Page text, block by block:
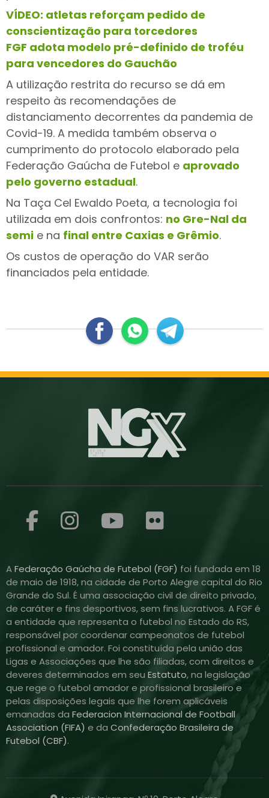
VÍDEO: atletas reforçam pedido de
conscientização para torcedores
FGF adota modelo pré-definido de troféu
para vencedores do Gauchão
A utilização restrita do recurso se dá em
respeito às recomendações de
distanciamento decorrentes da pandemia de
Covid-19. A medida também observa o
cumprimento do protocolo elaborado pela
Federação Gaúcha de Futebol e aprovado
pelo governo estadual.
Na Taça Cel Ewaldo Poeta, a tecnologia foi
utilizada em dois confrontos: no Gre-Nal da
semi e na final entre Caxias e Grêmio.
Os custos de operação do VAR serão
financiados pela entidade.
AFederação Gaúcha de Futebol (FGF) foi fundada em 18
de maio de 1918, na cidade de Porto Alegre capital do Rio
Grande do Sul. É uma associação civil de direito privado,
de caráter e fins desportivos, sem fins lucrativos. A FGF é
a entidade que representa o futebol no Estado do RS,
responsável por coordenar campeonatos de futebol
profissional e amador. Foi constituída pela união das
Ligas e Associações que lhe são filiadas, com direitos e
deveres determinados em seu Estatuto, na legislação
que rege o futebol amador e profissional brasileiro e
pelas disposições legais que lhe forem aplicáveis
emanadas da Federacion Internacional de Football
Association (FIFA) e da Confederação Brasileira de
Futebol (CBF).